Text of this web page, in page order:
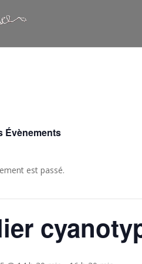
already defined in
Évènements
est passé.